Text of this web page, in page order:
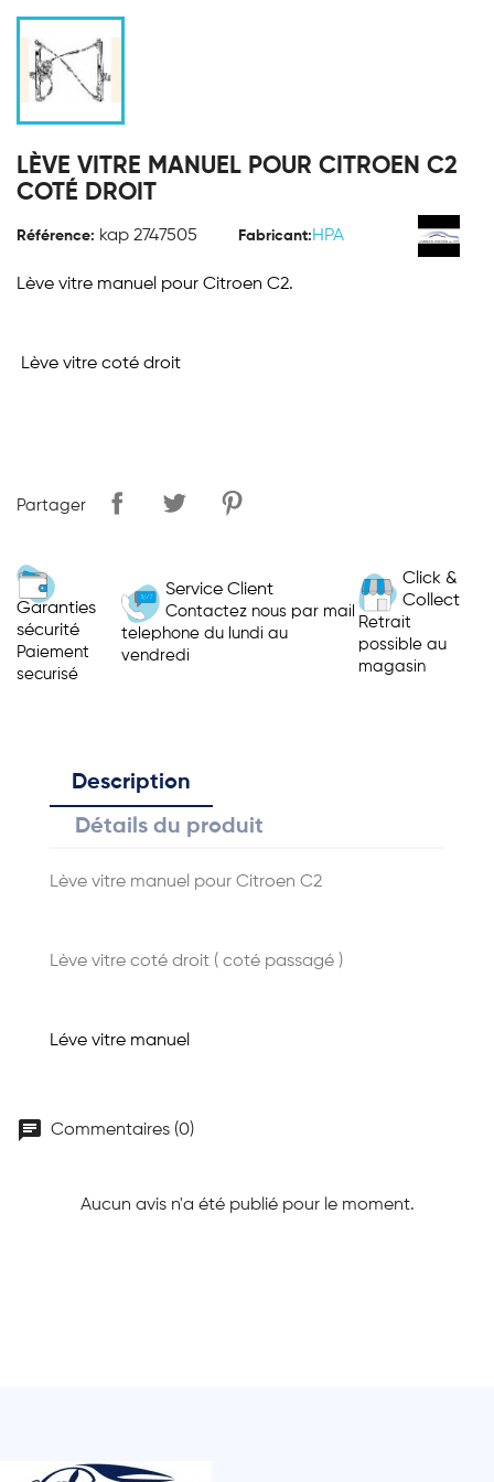
LÈVE VITRE MANUEL POUR CITROEN C2
COTÉ DROIT
Référence: kap 2747505 Fabricant: HPA
Lève vitre manuel pour Citroen C2.
Lève vitre coté droit
Partager
Garanties
sécurité
Paiement
securisé
Service Client
Contactez nous par mail
telephone du lundi au
vendredi
Click &
Collect
Retrait
possible au
magasin
Description
Détails du produit
Lève vitre manuel pour Citroen C2
Lève vitre coté droit ( coté passagé )
Léve vitre manuel
chat Commentaires (0)
Aucun avis n'a été publié pour le moment.